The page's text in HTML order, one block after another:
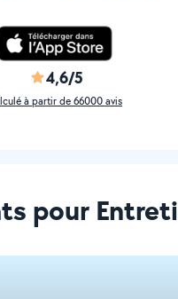
4,6/5
à partir de 66000 avis
pour